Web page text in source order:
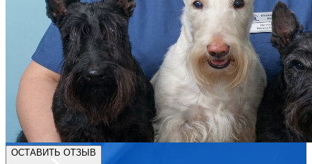
ОСТАВИТЬ ОТЗЫВ